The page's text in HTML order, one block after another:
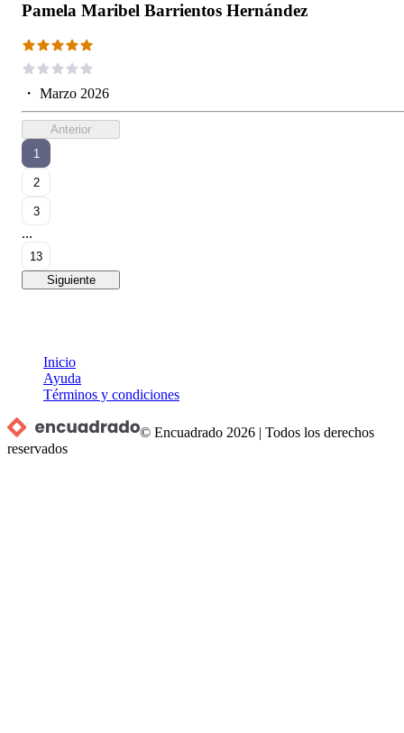
Pamela Maribel Barrientos Hernández
・ Marzo 2026
Anterior
1
2
3
...
13
Siguiente
Inicio
Ayuda
Términos y condiciones
© Encuadrado 2026 |Todos los derechos
reservados